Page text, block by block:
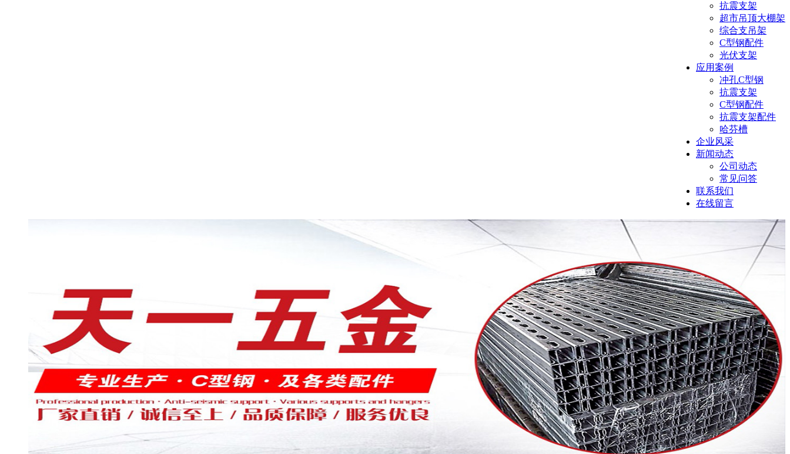
抗震支架
超市吊顶大棚架
综合支吊架
C型钢配件
光伏支架
应用案例
冲孔C型钢
抗震支架
C型钢配件
抗震支架配件
哈芬槽
企业风采
新闻动态
公司动态
常见问答
联系我们
在线留言